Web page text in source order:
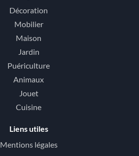
Décoration
Mobilier
Maison
Jardin
Puériculture
Animaux
Jouet
Cuisine
Liens utiles
Mentions légales